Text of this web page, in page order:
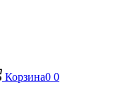
Корзина0 0